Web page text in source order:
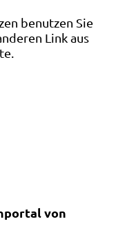
benutzen Sie
Link aus
von